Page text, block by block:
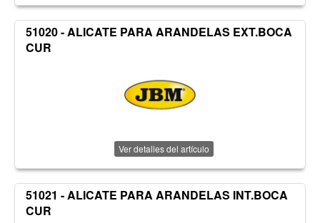
51020 - ALICATE PARA ARANDELAS EXT.BOCA
CUR
Ver detalles del artículo
51021 - ALICATE PARA ARANDELAS INT.BOCA
CUR